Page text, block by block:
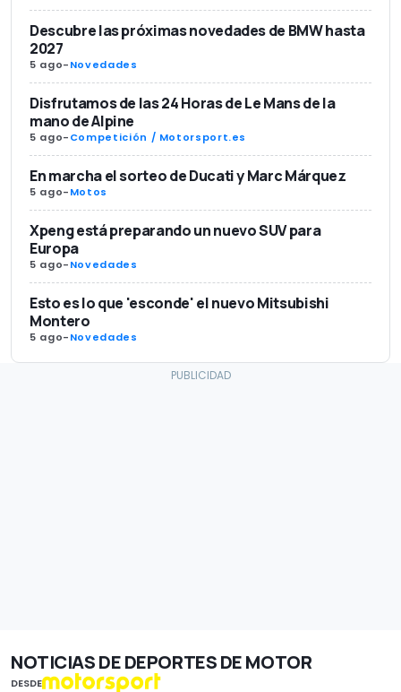
Descubre las próximas novedades de BMW hasta
2027
5 ago-Novedades
Disfrutamos de las 24 Horas de Le Mans de la
mano de Alpine
5 ago-Competición / Motorsport.es
En marcha el sorteo de Ducati y Marc Márquez
5 ago-Motos
Xpeng está preparando un nuevo SUV para
Europa
5 ago-Novedades
Esto es lo que 'esconde' el nuevo Mitsubishi
Montero
5 ago-Novedades
NOTICIAS DE DEPORTES DE MOTOR
DESDE